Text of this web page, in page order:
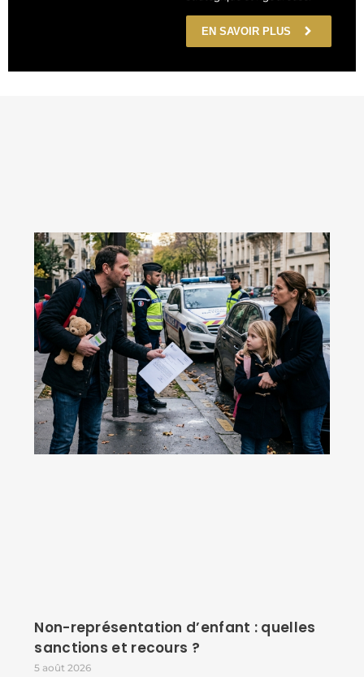
EN SAVOIR PLUS
Non-représentation d’enfant : quelles
sanctions et recours ?
5 août 2026